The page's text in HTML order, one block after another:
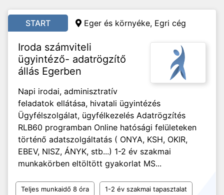
START Eger és környéke, Egri cég
Iroda számviteli
ügyintéző- adatrögzítő
állás Egerben
Napi irodai, adminisztratív
feladatok ellátása, hivatali ügyintézés
Ügyfélszolgálat, ügyfélkezelés Adatrögzítés
RLB60 programban Online hatósági felületeken
történő adatszolgáltatás ( ONYA, KSH, OKIR,
EBEV, NISZ, ÁNYK, stb...) 1-2 év szakmai
munkakörben eltöltött gyakorlat MS...
Teljes munkaidő 8 óra 1-2 év szakmai tapasztalat